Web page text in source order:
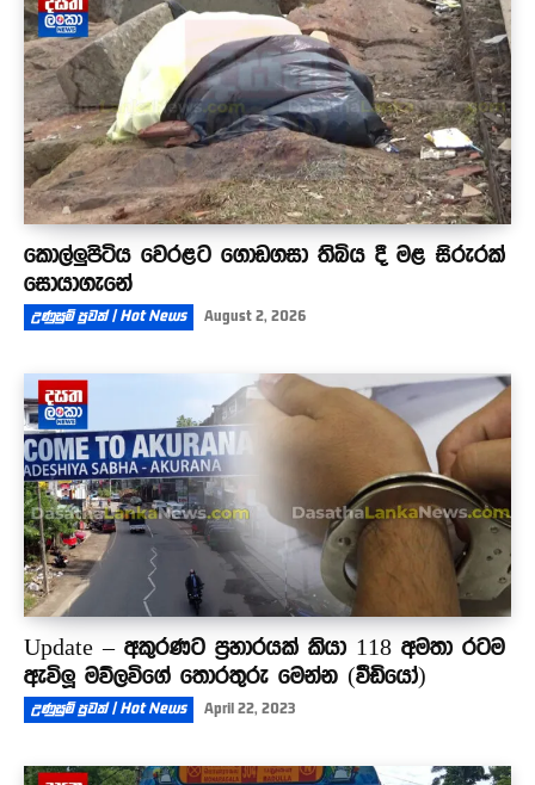
කොල්ලුපිටිය වෙරළට ගොඩගසා තිබිය දී මළ සිරුරක්
සොයාගැනේ
උණුසුම් පුවත් | Hot News August 2, 2026
Update – අකුරණට ප්‍රහාරයක් කියා 118 අමතා රටම
ඇවිලූ මව්ලවිගේ තොරතුරු මෙන්න (වීඩියෝ)
උණුසුම් පුවත් | Hot News April 22, 2023